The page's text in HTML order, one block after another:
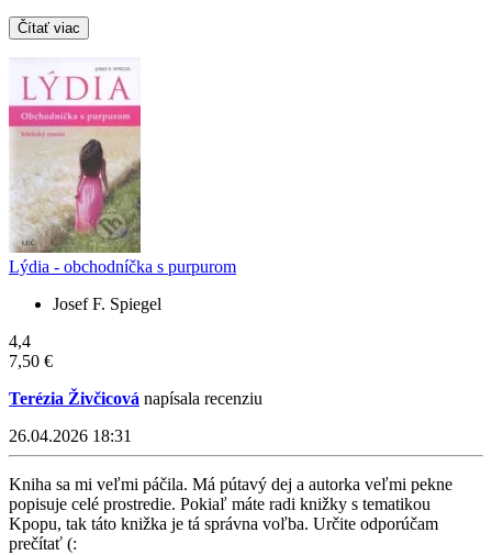
Čítať viac
Lýdia - obchodníčka s purpurom
Josef F. Spiegel
4,4
7,50 €
Terézia Živčicová napísala recenziu
26.04.2026 18:31
Kniha sa mi veľmi páčila. Má pútavý dej a autorka veľmi pekne
popisuje celé prostredie. Pokiaľ máte radi knižky s tematikou
Kpopu, tak táto knižka je tá správna voľba. Určite odporúčam
prečítať (: